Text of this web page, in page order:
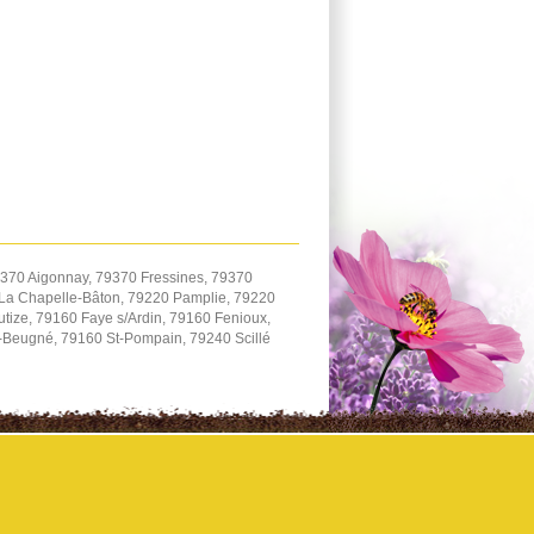
Aigonnay, 79370 Fressines, 79370
Chapelle-Bâton, 79220 Pamplie, 79220
79160 Faye s/Ardin, 79160 Fenioux,
79160 St-Pompain, 79240 Scillé